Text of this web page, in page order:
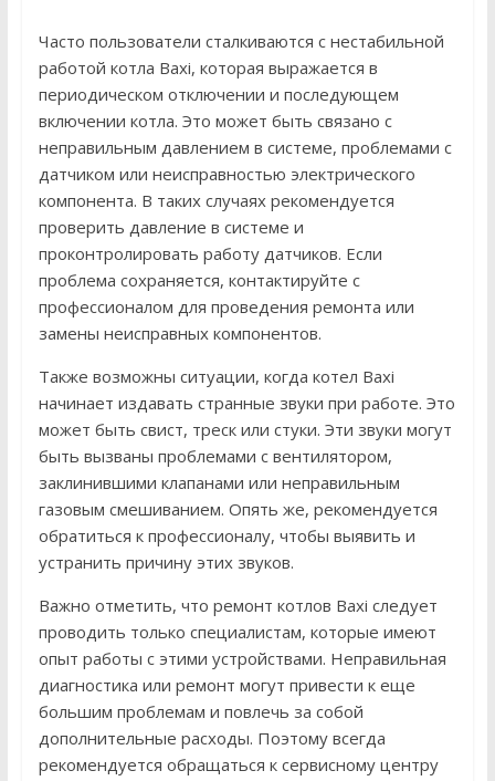
Часто пользователи сталкиваются с нестабильной
работой котла Baxi, которая выражается в
периодическом отключении и последующем
включении котла. Это может быть связано с
неправильным давлением в системе, проблемами с
датчиком или неисправностью электрического
компонента. В таких случаях рекомендуется
проверить давление в системе и
проконтролировать работу датчиков. Если
проблема сохраняется, контактируйте с
профессионалом для проведения ремонта или
замены неисправных компонентов.
Также возможны ситуации, когда котел Baxi
начинает издавать странные звуки при работе. Это
может быть свист, треск или стуки. Эти звуки могут
быть вызваны проблемами с вентилятором,
заклинившими клапанами или неправильным
газовым смешиванием. Опять же, рекомендуется
обратиться к профессионалу, чтобы выявить и
устранить причину этих звуков.
Важно отметить, что ремонт котлов Baxi следует
проводить только специалистам, которые имеют
опыт работы с этими устройствами. Неправильная
диагностика или ремонт могут привести к еще
большим проблемам и повлечь за собой
дополнительные расходы. Поэтому всегда
рекомендуется обращаться к сервисному центру